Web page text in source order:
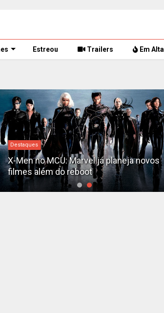
Estreou Trailers Em Alta
Destaques
X-Men no MCU: Marvel já planeja novos
filmes além do reboot